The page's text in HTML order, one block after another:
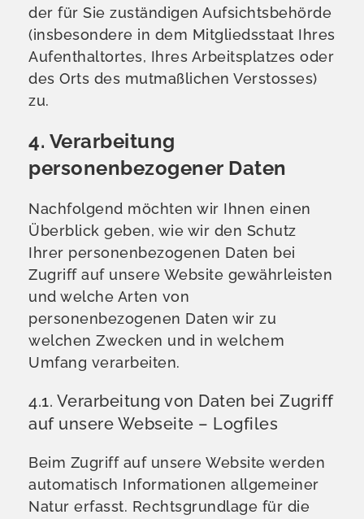
der für Sie zuständigen Aufsichtsbehörde
(insbesondere in dem Mitgliedsstaat Ihres
Aufenthaltortes, Ihres Arbeitsplatzes oder
des Orts des mutmaßlichen Verstosses)
zu.
4. Verarbeitung
personenbezogener Daten
Nachfolgend möchten wir Ihnen einen
Überblick geben, wie wir den Schutz
Ihrer personenbezogenen Daten bei
Zugriff auf unsere Website gewährleisten
und welche Arten von
personenbezogenen Daten wir zu
welchen Zwecken und in welchem
Umfang verarbeiten.
4.1. Verarbeitung von Daten bei Zugriff
auf unsere Webseite – Logfiles
Beim Zugriff auf unsere Website werden
automatisch Informationen allgemeiner
Natur erfasst. Rechtsgrundlage für die